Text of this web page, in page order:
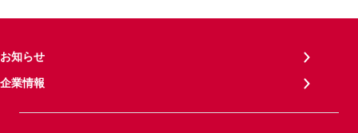
お知らせ
企業情報